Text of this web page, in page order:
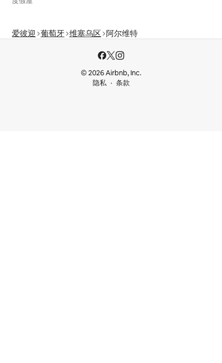
爱彼迎 葡萄牙 维塞乌区 阿尔维特
© 2026 Airbnb, Inc.
隐私
条款